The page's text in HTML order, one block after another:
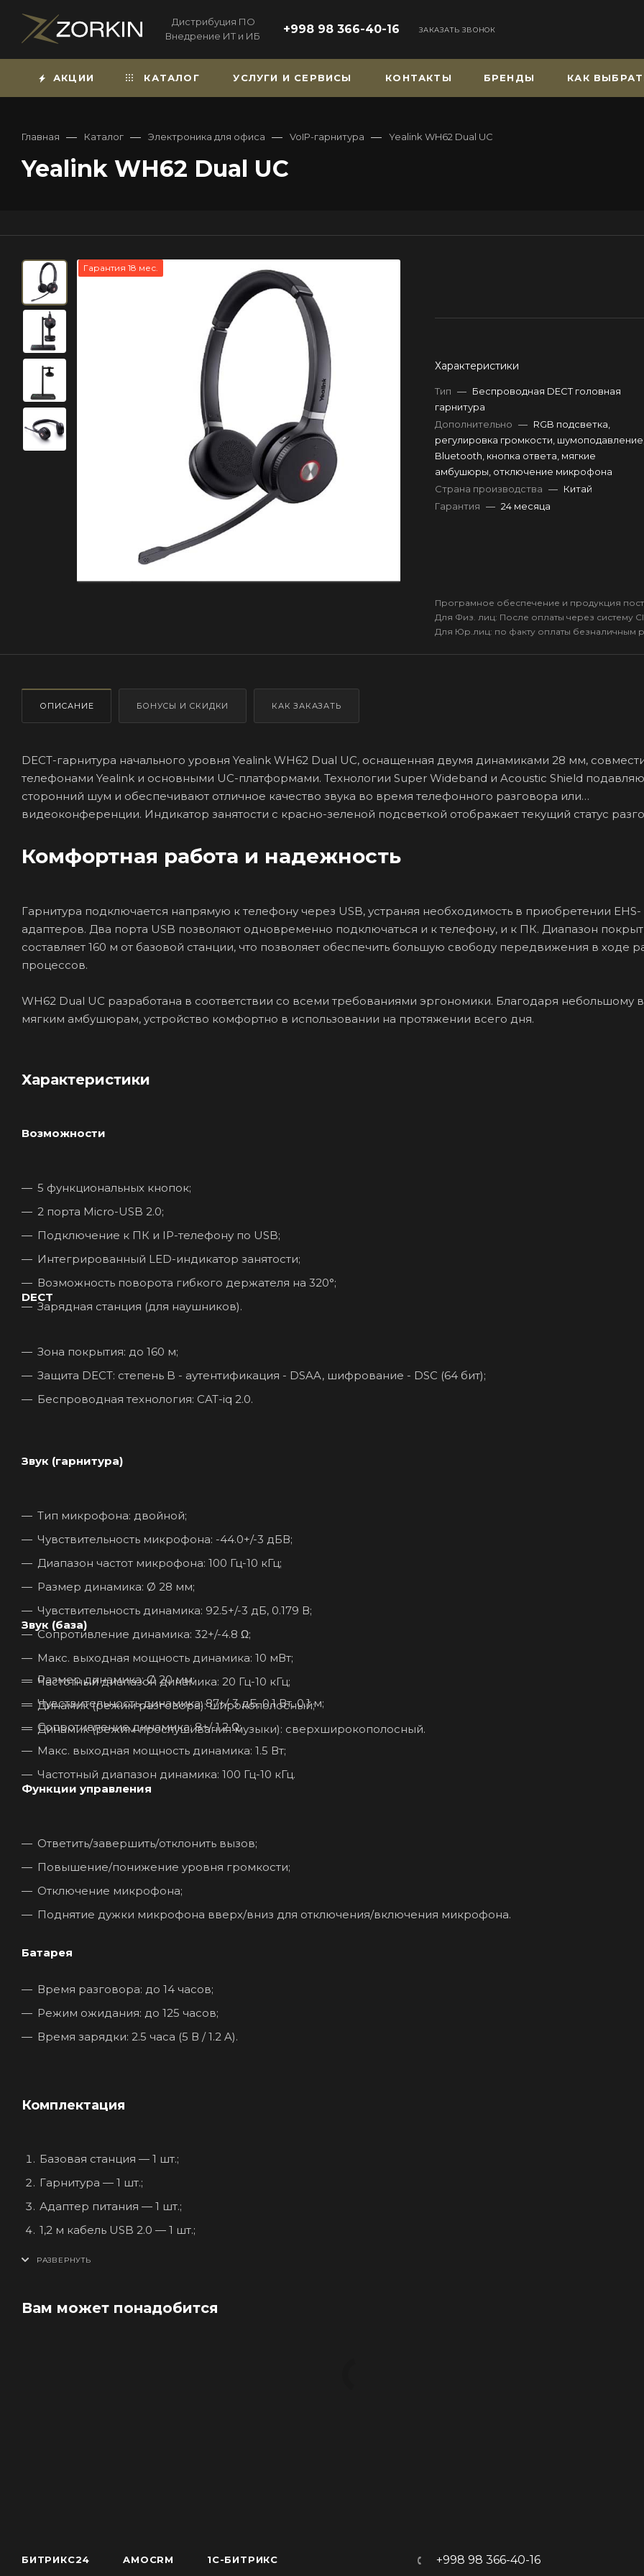
Дистрибуция ПО
Внедрение ИТ и ИБ
+998 98 366-40-16 ЗАКАЗАТЬ ЗВОНОК
АКЦИИ КАТАЛОГ УСЛУГИ И СЕРВИСЫ КОНТАКТЫ БРЕНДЫ КАК
Главная — Каталог — Электроника для офиса — VoIP-гарнитура — Yealink WH62 Dual UC
Yealink WH62 Dual UC
Гарантия 18 мес.
Характеристики
Тип — Беспроводная DECT головная
гарнитура
Дополнительно — RGB подсветка,
регулировка громкости,
Bluetooth, кнопка ответа, мягкие
амбушюры, отключение микрофона
Страна производства — Китай
Гарантия — 24 месяца
Програмное обеспечение и продукция
Для Физ. лиц: После оплаты через систему
Для Юр.лиц: по факту оплаты безналичным
ОПИСАНИЕ БОНУСЫ И СКИДКИ КАК ЗАКАЗАТЬ
DECT-гарнитура начального уровня Yealink WH62 Dual UC, оснащенная двумя динамиками 28 мм,
телефонами Yealink и основными UC-платформами. Технологии Super Wideband и Acoustic Shield
сторонний шум и обеспечивают отличное качество звука во время телефонного разговора или
видеоконференции. Индикатор занятости с красно-зеленой подсветкой отображает текущий статус
Комфортная работа и надежность
Гарнитура подключается напрямую к телефону через USB, устраняя необходимость в приобретении EHS-
адаптеров. Два порта USB позволяют одновременно подключаться и к телефону, и к ПК. Диапазон
составляет 160 м от базовой станции, что позволяет обеспечить большую свободу передвижения в ходе
процессов.
WH62 Dual UC разработана в соответствии со всеми требованиями эргономики. Благодаря небольшому
мягким амбушюрам, устройство комфортно в использовании на протяжении всего дня.
Характеристики
Возможности
5 функциональных кнопок;
2 порта Micro-USB 2.0;
Подключение к ПК и IP-телефону по USB;
Интегрированный LED-индикатор занятости;
Возможность поворота гибкого держателя на 320°;
Зарядная станция (для наушников).
DECT
Зона покрытия: до 160 м;
Защита DECT: степень B - аутентификация - DSAA, шифрование - DSC (64 бит);
Беспроводная технология: CAT-iq 2.0.
Звук (гарнитура)
Тип микрофона: двойной;
Чувствительность микрофона: -44.0+/-3 дБВ;
Диапазон частот микрофона: 100 Гц-10 кГц;
Размер динамика: Ø 28 мм;
Чувствительность динамика: 92.5+/-3 дБ, 0.179 В;
Сопротивление динамика: 32+/-4.8 Ω;
Макс. выходная мощность динамика: 10 мВт;
Частотный диапазон динамика: 20 Гц-10 кГц;
Динамик (режим разговора): широкополосный;
Динамик (режим прослушивания музыки): сверхширокополосный.
Звук (база)
Размер динамика: Ø 20 мм;
Чувствительность динамика: 87+/-3 дБ, 0.1 Вт, 0.1 м;
Сопротивление динамика: 8+/-1.2 Ω;
Макс. выходная мощность динамика: 1.5 Вт;
Частотный диапазон динамика: 100 Гц-10 кГц.
Функции управления
Ответить/завершить/отклонить вызов;
Повышение/понижение уровня громкости;
Отключение микрофона;
Поднятие дужки микрофона вверх/вниз для отключения/включения микрофона.
Батарея
Время разговора: до 14 часов;
Режим ожидания: до 125 часов;
Время зарядки: 2.5 часа (5 В / 1.2 A).
Комплектация
Базовая станция — 1 шт.;
Гарнитура — 1 шт.;
Адаптер питания — 1 шт.;
1,2 м кабель USB 2.0 — 1 шт.;
Гарантийный талон — 1 шт.
Вам может понадобится
БИТРИКС24 AMOCRM 1С-БИТРИКС +998 98 366-40-16